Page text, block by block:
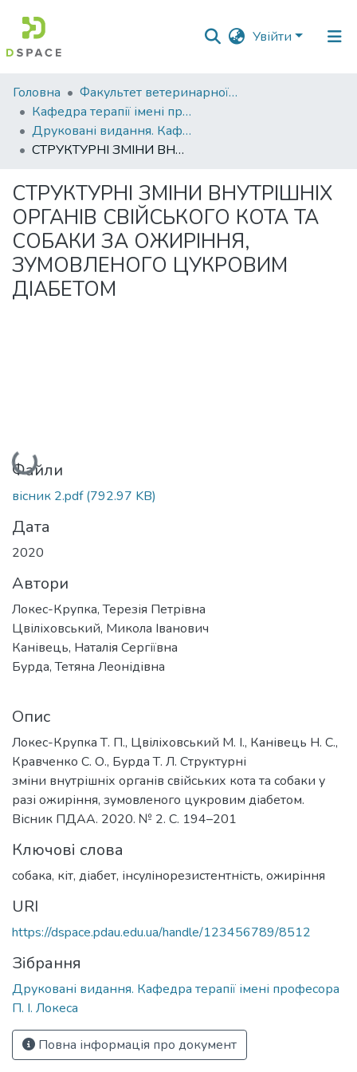
Увійти
Фонди
та
зібрання
Пошук за критеріями
Статистика
Головна
Факультет ветеринарної медицини
Кафедра терапії імені професора П. І. Локеса
Друковані видання. Кафедра терапії імені професора П. І. Локеса
СТРУКТУРНІ ЗМІНИ ВНУТРІШНІХ ОРГАНІВ СВІЙСЬКОГО КОТА ТА СОБАКИ ЗА ОЖИРІННЯ, ЗУМОВЛЕНОГО ЦУКРОВИМ ДІАБЕТОМ
СТРУКТУРНІ ЗМІНИ ВНУТРІШНІХ
ОРГАНІВ СВІЙСЬКОГО КОТА ТА
СОБАКИ ЗА ОЖИРІННЯ,
ЗУМОВЛЕНОГО ЦУКРОВИМ
ДІАБЕТОМ
Вантажиться...
Файли
вісник 2.pdf(792.97 KB)
Дата
2020
Автори
Локес-Крупка, Терезія Петрівна
Цвіліховський, Микола Іванович
Канівець, Наталія Сергіївна
Бурда, Тетяна Леонідівна
Опис
Локес-Крупка Т. П., Цвіліховський М. І., Канівець Н. С.,
Кравченко С. О., Бурда Т. Л. Структурні
зміни внутрішніх органів свійських кота та собаки у
разі ожиріння, зумовленого цукровим діабетом.
Вісник ПДАА. 2020. № 2. С. 194–201
Ключові слова
собака, кіт, діабет, інсулінорезистентність, ожиріння
URI
https://dspace.pdau.edu.ua/handle/123456789/8512
Зібрання
Друковані видання. Кафедра терапії імені професора
П. І. Локеса
Повна інформація про документ